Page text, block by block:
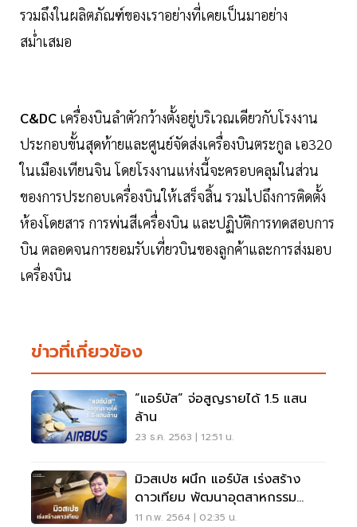
รวมถึงในผลิตภัณฑ์ของเราอย่างที่เคยเป็นมาอย่าง
สม่ำเสมอ
C&DC เครื่องบินลำตัวกว้างตั้งอยู่บริเวณเดียวกับโรงงาน
ประกอบขั้นสุดท้ายและศูนย์จัดส่งเครื่องบินตระกูล เอ320
ในเมืองเทียนจิน โดยโรงงานแห่งนี้จะครอบคลุมในส่วน
ของการประกอบเครื่องบินให้เสร็จสิ้น รวมไปถึงการติดตั้ง
ห้องโดยสาร การพ่นสีเครื่องบิน และปฏิบัติการทดสอบการ
บิน ตลอดจนการยอมรับเที่ยวบินของลูกค้าและการส่งมอบ
เครื่องบิน
ข่าวที่เกี่ยวข้อง
“แอร์บัส” จ่อสูญรายได้ 1.5 แสน
ล้าน
23 ธ.ค. 2563 | 12:51 น.
มิวสเปซ ผนึก แอร์บัส เร่งสร้าง
ดาวเทียม พัฒนาอุตสาหกรรม
อวกาศไทย
11 ก.พ. 2564 | 02:35 น.